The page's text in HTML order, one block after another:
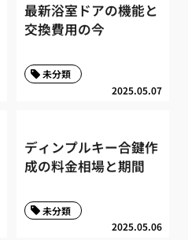
最新浴室ドアの機能と
交換費用の今
2025.05.07
未分類
ディンプルキー合鍵作
成の料金相場と期間
2025.05.06
未分類